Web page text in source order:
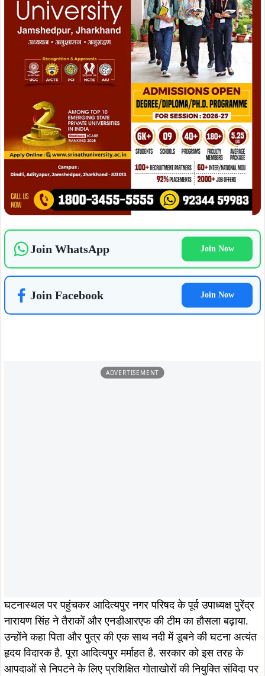
Join WhatsApp Join Now
Join Facebook Join Now
ADVERTISEMENT
घटनास्थल पर पहुंचकर आदित्यपुर नगर परिषद के पूर्व उपाध्यक्ष पुरेंद्र
नारायण सिंह ने तैराकों और एनडीआरएफ की टीम का हौसला बढ़ाया.
उन्होंने कहा पिता और पुत्र की एक साथ नदी में डूबने की घटना अत्यंत
हृदय विदारक है. पूरा आदित्यपुर मर्माहत है. सरकार को इस तरह के
आपदाओं से निपटने के लिए प्रशिक्षित गोताखोरों की नियुक्ति संविदा पर